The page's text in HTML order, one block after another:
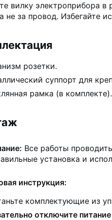
вилку электроприбора
не за провод. Избегайте
розетки.
суппорт для
рамка (в комплекте).
Все работы
установка и
инструкция:
комплектующие из
отключите питание